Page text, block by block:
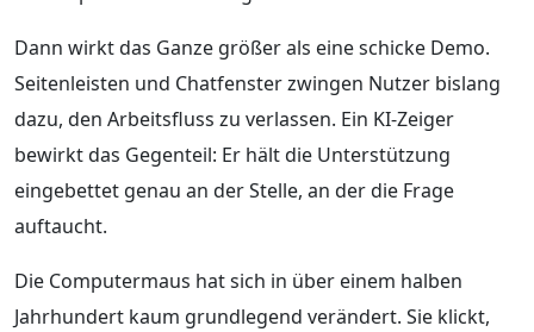
Dann wirkt das Ganze größer als eine schicke Demo.
Seitenleisten und Chatfenster zwingen Nutzer bislang
dazu, den Arbeitsfluss zu verlassen. Ein KI-Zeiger
bewirkt das Gegenteil: Er hält die Unterstützung
eingebettet genau an der Stelle, an der die Frage
auftaucht.
Die Computermaus hat sich in über einem halben
Jahrhundert kaum grundlegend verändert. Sie klickt,